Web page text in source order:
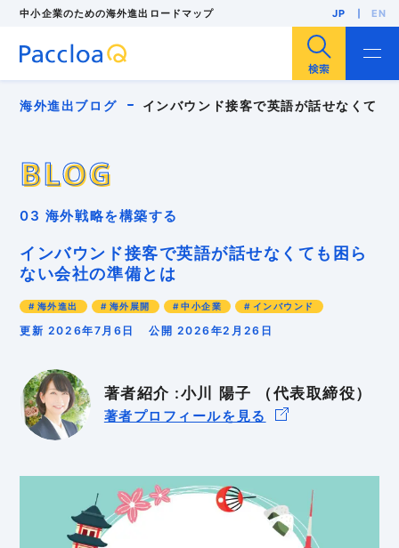
中小企業のための海外進出ロードマップ JP EN
サイト内検索
海外販路開拓
海外展示会
人気・注目記事
中小企業
インバウンド
インボイス
パッキングリスト
外国出願
安全保障貿易管理
海外バイヤー
海外ビジネスモデル
海外ブランディング
海外販売
異文化適応
知的財産 貿易実務
越境EC
輸出入規制
GDPR BtoB BtoC
海外進出ブログ インバウンド接客で英語が話せなくても
BLOG
BLOG
03 海外戦略を構築する
インバウンド接客で英語が話せなくても困ら
ない会社の準備とは
海外進出 海外展開 中小企業 インバウンド
更新 2026年7月6日 公開 2026年2月26日
著者紹介 :小川 陽子 （代表取締役）
著者プロフィールを見る